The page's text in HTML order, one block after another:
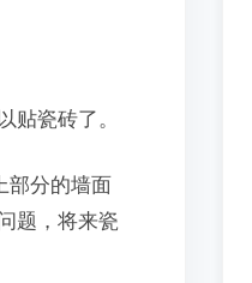
贴瓷砖了。
部分的墙面
题，将来瓷